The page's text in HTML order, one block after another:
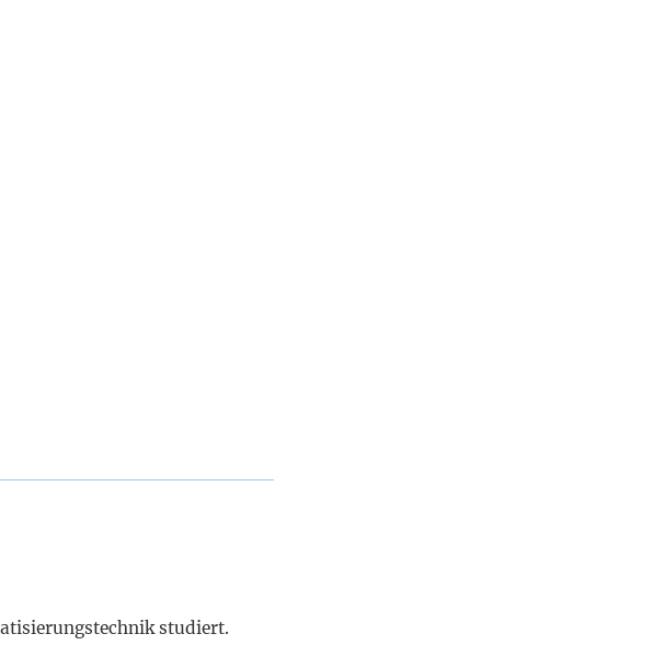
studiert.